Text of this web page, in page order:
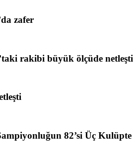
zafer
rakibi büyük ölçüde netleşti
82’si Üç Kulüpte